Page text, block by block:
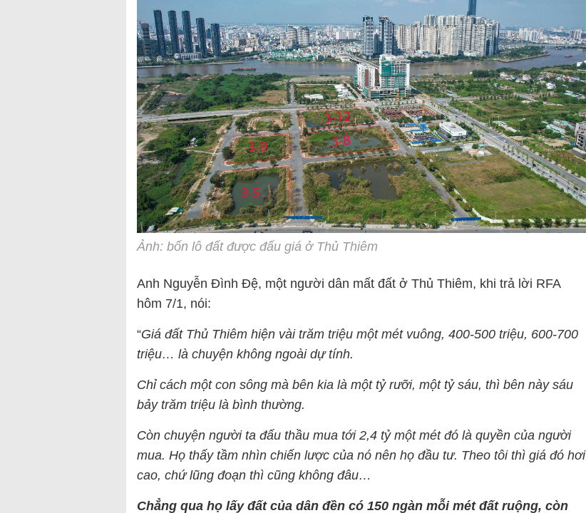
Ảnh: bốn lô đất được đấu giá ở Thủ Thiêm
Anh Nguyễn Đình Đệ, một người dân mất đất ở Thủ Thiêm, khi trả lời RFA
hôm 7/1, nói:
“Giá đất Thủ Thiêm hiện vài trăm triệu một mét vuông, 400-500 triệu, 600-700
triệu… là chuyện không ngoài dự tính.
Chỉ cách một con sông mà bên kia là một tỷ rưỡi, một tỷ sáu, thì bên này sáu
bảy trăm triệu là bình thường.
Còn chuyện người ta đấu thầu mua tới 2,4 tỷ một mét đó là quyền của người
mua. Họ thấy tầm nhìn chiến lược của nó nên họ đầu tư. Theo tôi thì giá đó hơi
cao, chứ lũng đoạn thì cũng không đâu…
Chẳng qua họ lấy đất của dân đền có 150 ngàn mỗi mét đất ruộng, còn